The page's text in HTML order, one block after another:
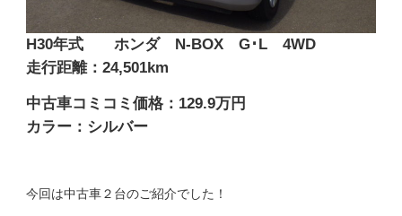
H30年式 ホンダ N-BOX G･L 4WD
走行距離：24,501km
中古車コミコミ価格：129.9万円
カラー：シルバー
今回は中古車２台のご紹介でした！